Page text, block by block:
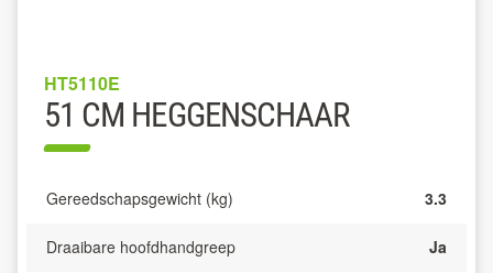
HT5110E
51 CM HEGGENSCHAAR
Gereedschapsgewicht (kg) 3.3
Draaibare hoofdhandgreep Ja